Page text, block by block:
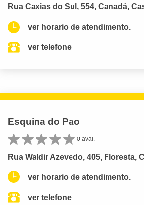
Rua Caxias do Sul, 554, Canadá,
ver horario de atendimento.
ver telefone
Esquina do Pao
0 aval.
Rua Waldir Azevedo, 405, Floresta,
ver horario de atendimento.
ver telefone